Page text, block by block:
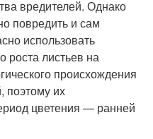
вредителей. Однако
повредить и сам
использовать
роста листьев на
происхождения
поэтому их
цветения — ранней